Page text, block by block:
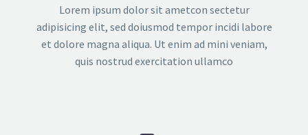
Lorem ipsum dolor sit ametcon sectetur
adipisicing elit, sed doiusmod tempor incidi labore
et dolore magna aliqua. Ut enim ad mini veniam,
quis nostrud exercitation ullamco